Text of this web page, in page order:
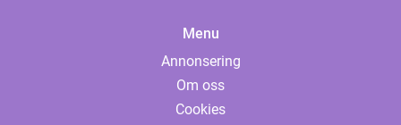
Menu
Annonsering
Om oss
Cookies